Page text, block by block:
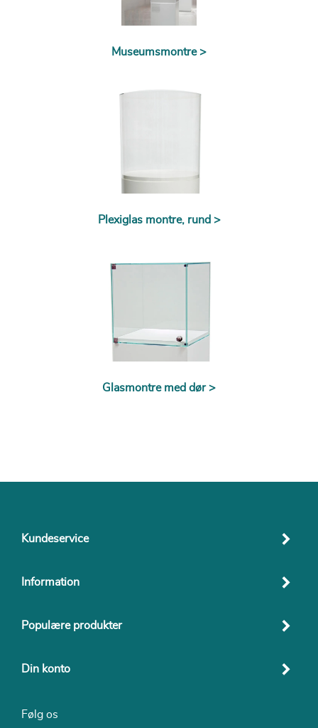
Museumsmontre >
Plexiglas montre, rund >
Glasmontre med dør >
Kundeservice
Information
Populære produkter
Din konto
Følg os